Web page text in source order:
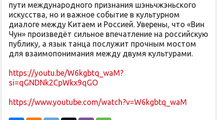
пути международного признания шэньчжэньского
искусства, но и важное событие в культурном
диалоге между Китаем и Россией. Уверены, что «Вин
Чун» произведёт сильное впечатление на российскую
публику, а язык танца послужит прочным мостом
для взаимопонимания между двумя культурами.
https://youtu.be/W6kgbtq_waM?
si=qGNDNk2CpWkx9qGO
https://www.youtube.com/watch?v=W6kgbtq_waM